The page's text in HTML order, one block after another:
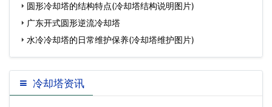
圆形冷却塔的结构特点(冷却塔结构说明图片)
广东开式圆形逆流冷却塔
水冷冷却塔的日常维护保养(冷却塔维护图片)
冷却塔资讯